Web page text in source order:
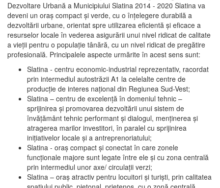
Dezvoltare Urbană a Municipiului Slatina 2014 - 2020 Slatina va
deveni un oraş compact şi verde, cu o înţelegere durabilă a
dezvoltării urbane, orientat spre utilizarea eficientă şi eficace a
resurselor locale în vederea asigurării unui nivel ridicat de calitate
a vieţii pentru o populaţie tânără, cu un nivel ridicat de pregătire
profesională. Principalele aspecte urmărite în acest sens sunt:
Slatina - centru economic-industrial reprezentativ, racordat
prin intermediul autostrăzii A1 la celelalte centre de
producţie de interes naţional din Regiunea Sud-Vest;
Slatina – centru de excelenţă în domeniul tehnic –
sprijinirea şi promovarea dezvoltării unui sistem de
învăţământ tehnic performant şi dialogul, menţinerea şi
atragerea marilor investitori, în paralel cu sprijinirea
iniţiativelor locale şi a antreprenoriatului;
Slatina - oraş compact şi conectat în care zonele
funcţionale majore sunt legate între ele şi cu zona centrală
prin intermediul unor axe/ circulații verzi;
Slatina – oraş atractiv pentru locuitori şi turişti, prin calitatea